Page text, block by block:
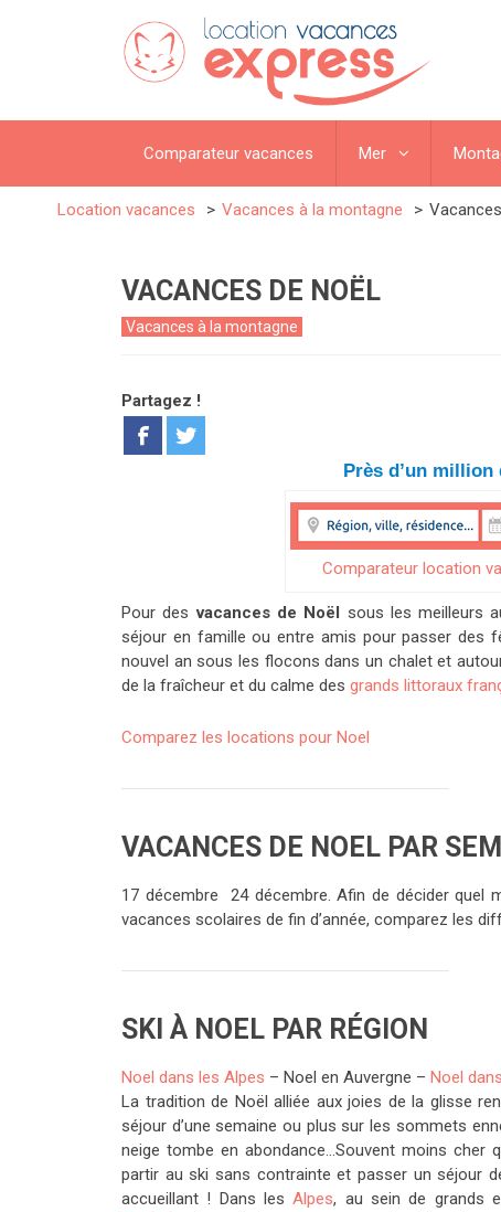
Comparateur vacances Mer
Location vacances Vacances à la montagne
VACANCES DE NOËL
Vacances à la montagne
Partagez !
Près d’un
Comparateur location
Pour desvacances de Noël sous les meilleurs
séjour en famille ou entre amis pour passer des
nouvel an sous les flocons dans un chalet et
de la fraîcheur et du calme des grands littoraux
Comparez les locations pour Noel
VACANCES DE NOEL PAR
17 décembre 24 décembre. Afin de décider quel
vacances scolaires de fin d’année, comparez les
SKI À NOEL PAR RÉGION
Noel dans les Alpes – Noel en Auvergne – Noel
La tradition de Noël alliée aux joies de la glisse
séjour d’une semaine ou plus sur les sommets
neige tombe en abondance…Souvent moins cher
partir au ski sans contrainte et passer un séjour
accueillant ! Dans lesAlpes, au sein de grands